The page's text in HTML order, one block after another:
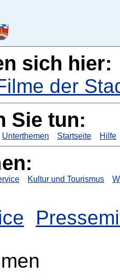
sich hier:
der
Sie tun:
Unterthemen Startseite Hilfe
Kultur und Tourismus